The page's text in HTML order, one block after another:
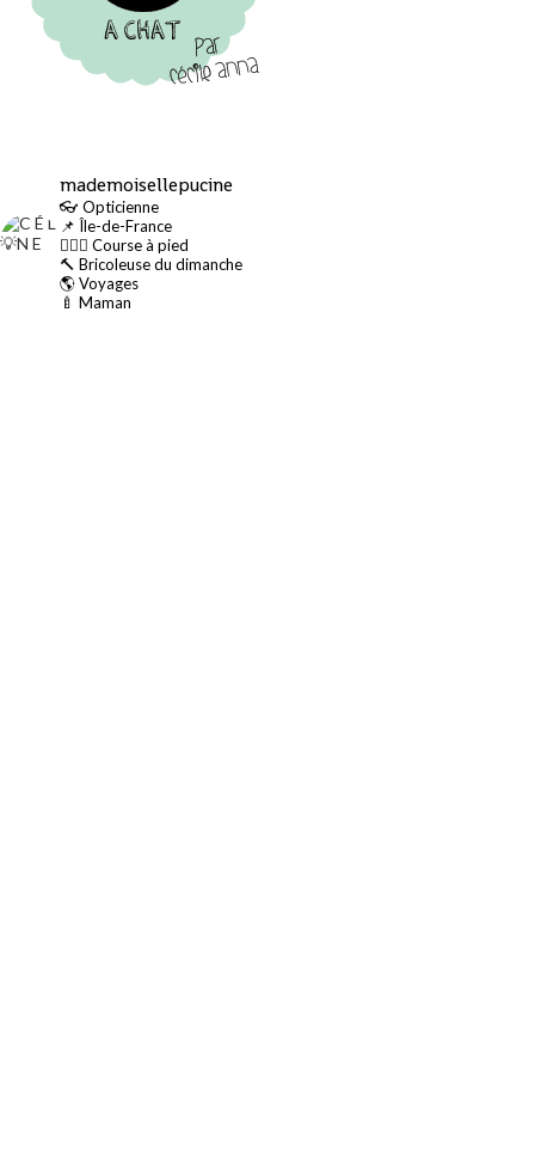
mademoisellepucine
👓 Opticienne
📌 Île-de-France
🏃🏻‍♀️ Course à pied
🔨 Bricoleuse du dimanche
🌎 Voyages
🍼 Maman